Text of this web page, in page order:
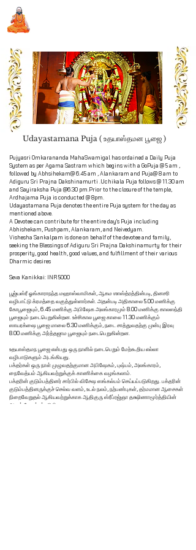
Udayastamana Puja ( உதயாஸ்தமன பூஜை )
Book Seva
Pujyasri Omkarananda MahaSwamigal has ordained a Daily Puja
System as per Agama Sastram which begins with a GoPuja @ 5 am ,
followed by Abhsihekam@ 6.45 am , Alankaram and Puja@ 8 am to
Adiguru Sri Prajna Dakshinamurti .Uchikala Puja follows @ 11.30 am
and Sayiraksha Puja @6.30 pm.Prior to the closure of the temple,
Ardhajama Puja is conducted @ 8pm.
Udayastamana Puja denotes the entire Puja system for the day as
mentioned above.
A Devotee can contribute for the entire day's Puja including
Abhishekam, Pushpam, Alankaram, and Neivedyam.
Vishesha Sankalpam is done on behalf of the devotee and family,
seeking the Blessings of Adiguru Sri Prajna Dakshinamurty for their
prosperity, good health, good values, and fulfillment of their various
Dharmic desires
Seva Kanikkai: INR 5000
பூஜ்யஸ்ரீ ஓங்காராநந்த மஹாஸ்வாமிகள், ஆகம ஶாஸ்த்ரத்தின்படி, தினசரி
வழிபாட்டு க்ரமத்தை வகுத்துள்ளார்கள். அதன்படி அதிகாலை 5.00 மணிக்கு
கோபூஜையும், 6.45 மணிக்கு அபிஷேக அலங்காரமும் 8.00 மணிக்கு காலஸந்தி
பூஜையும் நடைபெறுகின்றன. உச்சிகால பூஜை காலை 11.30 மணிக்கும்
ஸாயரக்ஷை பூஜை மாலை 6.30 மணிக்கும், நடை சாத்துவதற்கு முன்பு இரவு
8.00 மணிக்கு அர்த்தஜாம பூஜையும் நடைபெறுகின்றன.
உதயாஸ்தமந பூஜை என்பது ஒரு நாளில் நடைபெறும் மேற்கூறிய எல்லா
வழிபாடுகளும் அடங்கியது.
பக்தர்கள் ஒரு நாள் முழுவதற்குமான அபிஷேகம், புஷ்பம், அலங்காரம்,
நைவேத்யம் ஆகியவற்றுக்குக் காணிக்கை வழங்கலாம்.
பக்தரின் குடும்பத்தினர் சார்பில் விசேஷ ஸங்கல்பம் செய்யப்படுகிறது. பக்தரின்
குடும்பத்தினருக்குச் செல்வ வளம், உடல் நலம், நற்பண்புகள், தர்மமான ஆசைகள்
நிறைவேறுதல் ஆகியவற்றுக்காக ஆதிகுரு ஸ்ரீப்ரஜ்ஞா தக்ஷிணாமூர்த்தியின்
அருள் வேண்டப்படுகிறது.